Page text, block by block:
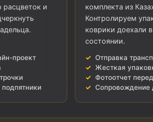
и
проект
комплекта из
Контролируем
коврики доехали
состоянии.
Отправка
Жесткая
Фотоотчет
Сопровождение